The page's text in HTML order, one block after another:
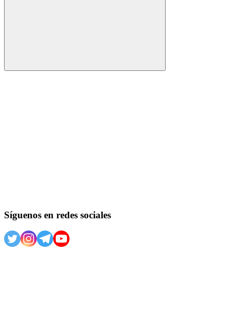
Buscar
Síguenos en redes sociales